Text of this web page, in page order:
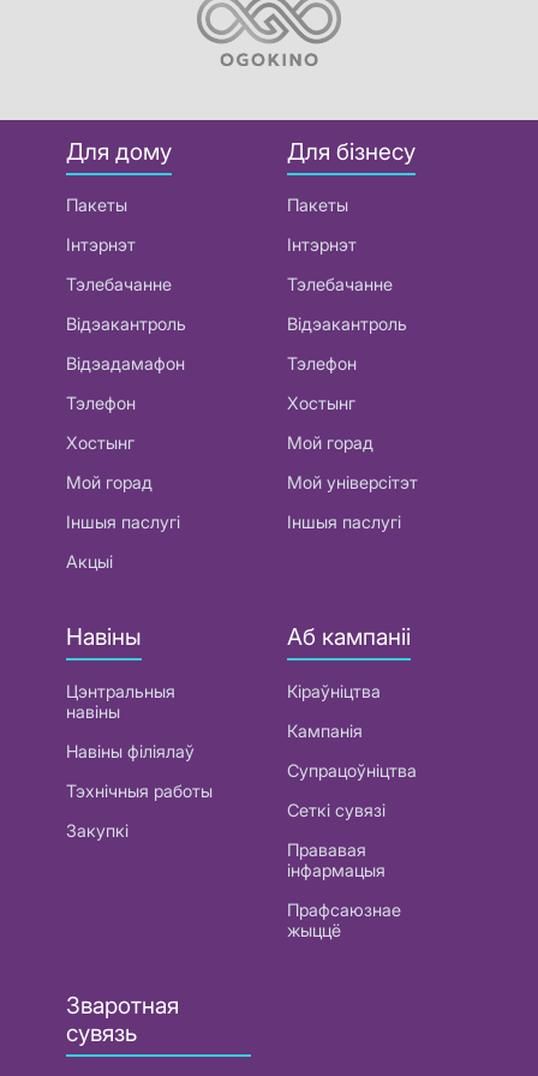
Для дому
Пакеты
Інтэрнэт
Тэлебачанне
Відэакантроль
Відэадамафон
Тэлефон
Хостынг
Мой горад
Іншыя паслугі
Акцыі
Для бізнесу
Пакеты
Інтэрнэт
Тэлебачанне
Відэакантроль
Тэлефон
Хостынг
Мой горад
Мой універсітэт
Іншыя паслугі
Навіны
Цэнтральныя
навіны
Навіны філіялаў
Тэхнічныя работы
Закупкі
Аб кампаніі
Кіраўніцтва
Кампанія
Супрацоўніцтва
Сеткі сувязі
Прававая
інфармацыя
Прафсаюзнае
жыццё
Зваротная
сувязь